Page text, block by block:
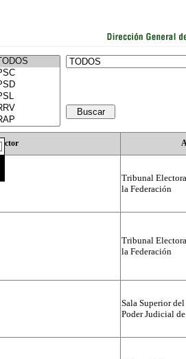
Tribunal
la Federación
Tribunal
la Federación
Sala Superior
Poder Judicial